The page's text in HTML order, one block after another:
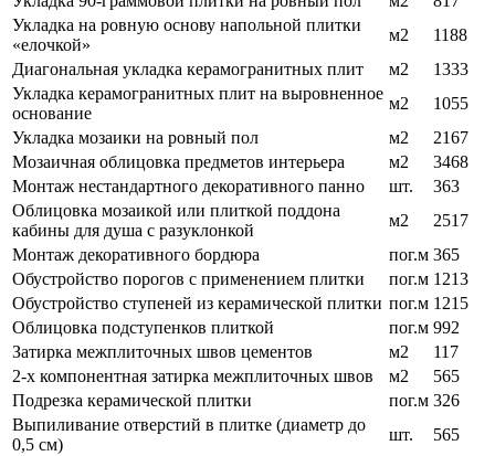
Укладка на ровную основу напольной плитки
«елочкой»
м2
1188
Диагональная укладка керамогранитных плит
м2
1333
Укладка керамогранитных плит на выровненное
основание
м2
1055
Укладка мозаики на ровный пол
м2
2167
Мозаичная облицовка предметов интерьера
м2
3468
Монтаж нестандартного декоративного панно
шт.
363
Облицовка мозаикой или плиткой поддона
кабины для душа с разуклонкой
м2
2517
Монтаж декоративного бордюра
пог.м 365
Обустройство порогов с применением плитки
пог.м 1213
Обустройство ступеней из керамической плитки пог.м 1215
Облицовка подступенков плиткой
пог.м 992
Затирка межплиточных швов цементов
м2
117
2-х компонентная затирка межплиточных швов
м2
565
Подрезка керамической плитки
пог.м 326
Выпиливание отверстий в плитке (диаметр до
0,5 см)
шт.
565